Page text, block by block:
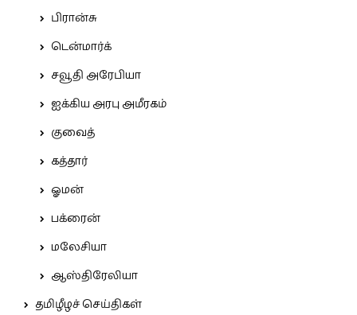
பிரான்சு
டென்மார்க்
சவூதி அரேபியா
ஐக்கிய அரபு அமீரகம்
குவைத்
கத்தார்
ஓமன்
பக்ரைன்
மலேசியா
ஆஸ்திரேலியா
தமிழீழச் செய்திகள்